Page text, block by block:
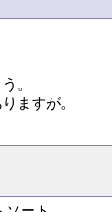
。
ますが。